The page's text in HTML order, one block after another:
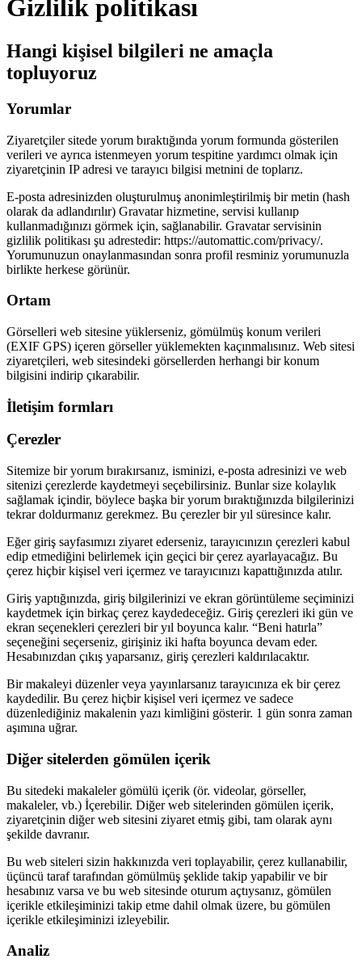
Gizlilik politikası
Hangi kişisel bilgileri ne amaçla
topluyoruz
Yorumlar
Ziyaretçiler sitede yorum bıraktığında yorum formunda gösterilen
verileri ve ayrıca istenmeyen yorum tespitine yardımcı olmak için
ziyaretçinin IP adresi ve tarayıcı bilgisi metnini de toplarız.
E-posta adresinizden oluşturulmuş anonimleştirilmiş bir metin (hash
olarak da adlandırılır) Gravatar hizmetine, servisi kullanıp
kullanmadığınızı görmek için, sağlanabilir. Gravatar servisinin
gizlilik politikası şu adrestedir: https://automattic.com/privacy/.
Yorumunuzun onaylanmasından sonra profil resminiz yorumunuzla
birlikte herkese görünür.
Ortam
Görselleri web sitesine yüklerseniz, gömülmüş konum verileri
(EXIF GPS) içeren görseller yüklemekten kaçınmalısınız. Web sitesi
ziyaretçileri, web sitesindeki görsellerden herhangi bir konum
bilgisini indirip çıkarabilir.
İletişim formları
Çerezler
Sitemize bir yorum bırakırsanız, isminizi, e-posta adresinizi ve web
sitenizi çerezlerde kaydetmeyi seçebilirsiniz. Bunlar size kolaylık
sağlamak içindir, böylece başka bir yorum bıraktığınızda bilgilerinizi
tekrar doldurmanız gerekmez. Bu çerezler bir yıl süresince kalır.
Eğer giriş sayfasımızı ziyaret ederseniz, tarayıcınızın çerezleri kabul
edip etmediğini belirlemek için geçici bir çerez ayarlayacağız. Bu
çerez hiçbir kişisel veri içermez ve tarayıcınızı kapattığınızda atılır.
Giriş yaptığınızda, giriş bilgilerinizi ve ekran görüntüleme seçiminizi
kaydetmek için birkaç çerez kaydedeceğiz. Giriş çerezleri iki gün ve
ekran seçenekleri çerezleri bir yıl boyunca kalır. “Beni hatırla”
seçeneğini seçerseniz, girişiniz iki hafta boyunca devam eder.
Hesabınızdan çıkış yaparsanız, giriş çerezleri kaldırılacaktır.
Bir makaleyi düzenler veya yayınlarsanız tarayıcınıza ek bir çerez
kaydedilir. Bu çerez hiçbir kişisel veri içermez ve sadece
düzenlediğiniz makalenin yazı kimliğini gösterir. 1 gün sonra zaman
aşımına uğrar.
Diğer sitelerden gömülen içerik
Bu sitedeki makaleler gömülü içerik (ör. videolar, görseller,
makaleler, vb.) İçerebilir. Diğer web sitelerinden gömülen içerik,
ziyaretçinin diğer web sitesini ziyaret etmiş gibi, tam olarak aynı
şekilde davranır.
Bu web siteleri sizin hakkınızda veri toplayabilir, çerez kullanabilir,
üçüncü taraf tarafından gömülmüş şeklide takip yapabilir ve bir
hesabınız varsa ve bu web sitesinde oturum açtıysanız, gömülen
içerikle etkileşiminizi takip etme dahil olmak üzere, bu gömülen
içerikle etkileşiminizi izleyebilir.
Analiz